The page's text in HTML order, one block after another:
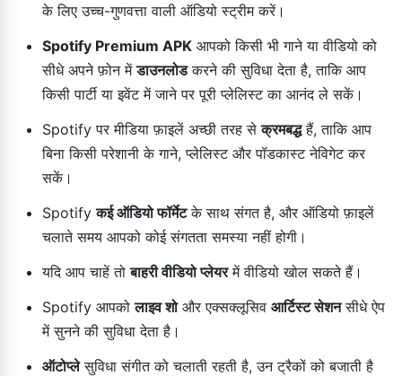
के लिए उच्च-गुणवत्ता वाली ऑडियो स्ट्रीम करें।
Spotify Premium APK आपको किसी भी गाने या वीडियो को
सीधे अपने फ़ोन मेंडाउनलोडकरने की सुविधा देता है, ताकि आप
किसी पार्टी या इवेंट में जाने पर पूरी प्लेलिस्ट का आनंद ले सकें।
Spotify पर मीडिया फ़ाइलें अच्छी तरह सेक्रमबद्धहैं, ताकि आप
बिना किसी परेशानी के गाने, प्लेलिस्ट और पॉडकास्ट नेविगेट कर
सकें।
Spotifyकई ऑडियो फॉर्मेटके साथ संगत है, और ऑडियो फ़ाइलें
चलाते समय आपको कोई संगतता समस्या नहीं होगी।
यदि आप चाहें तोबाहरी वीडियो प्लेयरमें वीडियो खोल सकते हैं।
Spotify आपकोलाइव शोऔर एक्सक्लूसिव आर्टिस्ट सेशनसीधे ऐप
में सुनने की सुविधा देता है।
ऑटोप्लेसुविधा संगीत को चलाती रहती है, उन ट्रैकों को बजाती है